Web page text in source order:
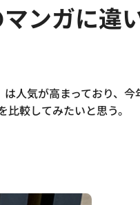
ンガに違
人気が高まっており、
較してみたいと思う。